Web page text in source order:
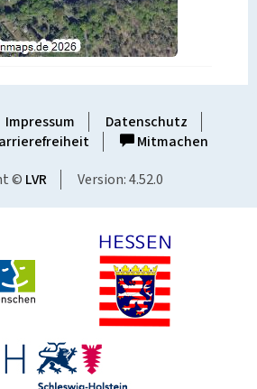
Impressum
Datenschutz
Mitmachen
© LVR Version: 4.52.0